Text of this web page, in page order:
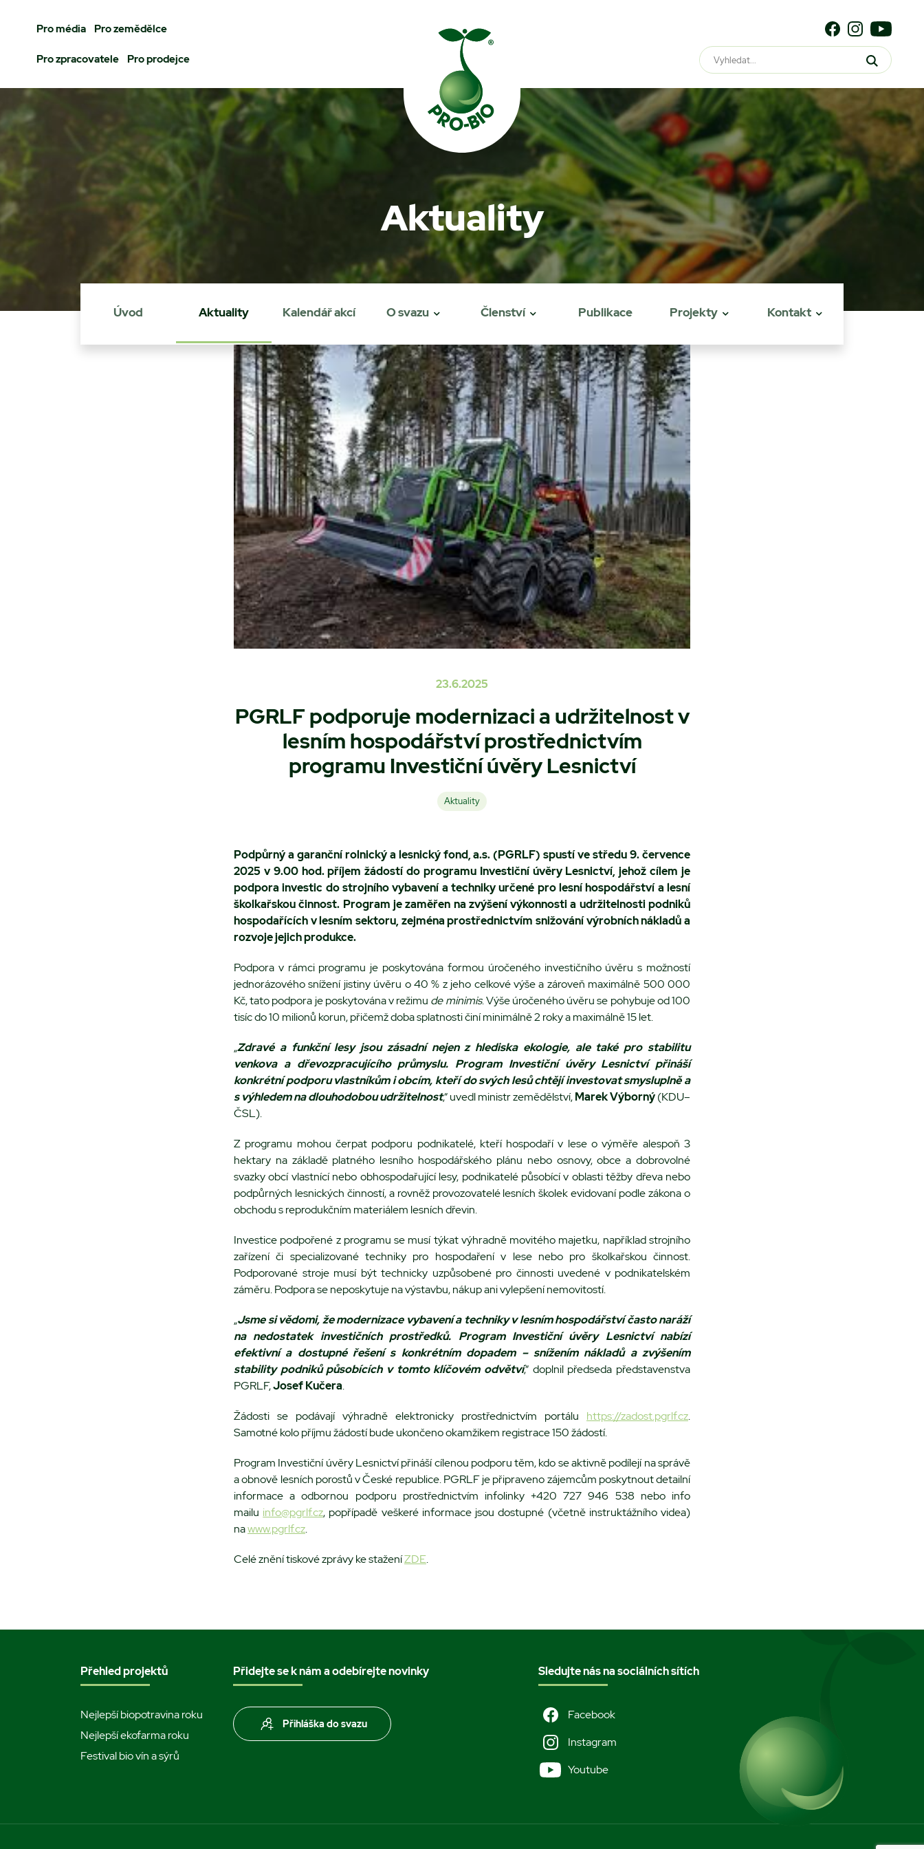
Prohledat PRO-BIO
Pro média Pro zemědělce
Pro zpracovatele Pro prodejce
Aktuality
Úvod Aktuality Kalendář akcí O svazu Členství Publikace Projekty Kontakt
23.6.2025
PGRLF podporuje modernizaci a udržitelnost v
lesním hospodářství prostřednictvím
programu Investiční úvěry Lesnictví
Aktuality
Podpůrný a garanční rolnický a lesnický fond, a.s. (PGRLF) spustí ve středu 9. července
2025 v 9.00 hod. příjem žádostí do programu Investiční úvěry Lesnictví, jehož cílem je
podpora investic do strojního vybavení a techniky určené pro lesní hospodářství a lesní
školkařskou činnost. Program je zaměřen na zvýšení výkonnosti a udržitelnosti podniků
hospodařících v lesním sektoru, zejména prostřednictvím snižování výrobních nákladů a
rozvoje jejich produkce.
Podpora v rámci programu je poskytována formou úročeného investičního úvěru s možností
jednorázového snížení jistiny úvěru o 40 % z jeho celkové výše a zároveň maximálně 500 000
Kč, tato podpora je poskytována v režimu de minimis. Výše úročeného úvěru se pohybuje od 100
tisíc do 10 milionů korun, přičemž doba splatnosti činí minimálně 2 roky a maximálně 15 let.
„Zdravé a funkční lesy jsou zásadní nejen z hlediska ekologie, ale také pro stabilitu
venkova a dřevozpracujícího průmyslu. Program Investiční úvěry Lesnictví přináší
konkrétní podporu vlastníkům i obcím, kteří do svých lesů chtějí investovat smysluplně a
s výhledem na dlouhodobou udržitelnost,“ uvedl ministr zemědělství,Marek Výborný(KDU–
ČSL).
Z programu mohou čerpat podporu podnikatelé, kteří hospodaří v lese o výměře alespoň 3
hektary na základě platného lesního hospodářského plánu nebo osnovy, obce a dobrovolné
svazky obcí vlastnící nebo obhospodařující lesy, podnikatelé působící v oblasti těžby dřeva nebo
podpůrných lesnických činností, a rovněž provozovatelé lesních školek evidovaní podle zákona o
obchodu s reprodukčním materiálem lesních dřevin.
Investice podpořené z programu se musí týkat výhradně movitého majetku, například strojního
zařízení či specializované techniky pro hospodaření v lese nebo pro školkařskou činnost.
Podporované stroje musí být technicky uzpůsobené pro činnosti uvedené v podnikatelském
záměru. Podpora se neposkytuje na výstavbu, nákup ani vylepšení nemovitostí.
„Jsme si vědomi, že modernizace vybavení a techniky v lesním hospodářství často naráží
na nedostatek investičních prostředků. Program Investiční úvěry Lesnictví nabízí
efektivní a dostupné řešení s konkrétním dopadem – snížením nákladů a zvýšením
stability podniků působících v tomto klíčovém odvětví,“ doplnil předseda představenstva
PGRLF,Josef Kučera.
Žádosti se podávají výhradně elektronicky prostřednictvím portálu https://zadost.pgrlf.cz.
Samotné kolo příjmu žádostí bude ukončeno okamžikem registrace 150 žádostí.
Program Investiční úvěry Lesnictví přináší cílenou podporu těm, kdo se aktivně podílejí na správě
a obnově lesních porostů v České republice. PGRLF je připraveno zájemcům poskytnout detailní
informace a odbornou podporu prostřednictvím infolinky +420 727 946 538 nebo info
mailu info@pgrlf.cz, popřípadě veškeré informace jsou dostupné (včetně instruktážního videa)
nawww.pgrlf.cz.
Celé znění tiskové zprávy ke staženíZDE.
Přehled projektů
Nejlepší biopotravina roku
Nejlepší ekofarma roku
Festival bio vín a sýrů
Přidejte se k nám a odebírejte novinky
Přihláška do svazu
Sledujte nás na sociálních sítích
Facebook
Instagram
Youtube